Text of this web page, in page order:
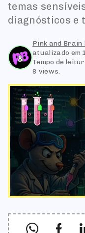
temas
diagnósticos e
Pink and Brain
atualizado
Tempo de
8 views.